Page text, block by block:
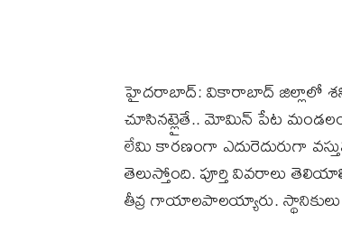
హైదరాబాద్‌: వికారాబాద్ జిల్లాలో
చూసినట్లైతే.. మోమిన్ పేట మండలం
లేమి కారణంగా ఎదురెదురుగా
తెలుస్తోంది. పూర్తి వివరాలు
తీవ్ర గాయాలపాలయ్యారు. స్థానికులు